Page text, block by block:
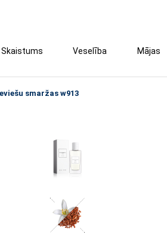
Skaistums Veselība Mājas
smaržas w913